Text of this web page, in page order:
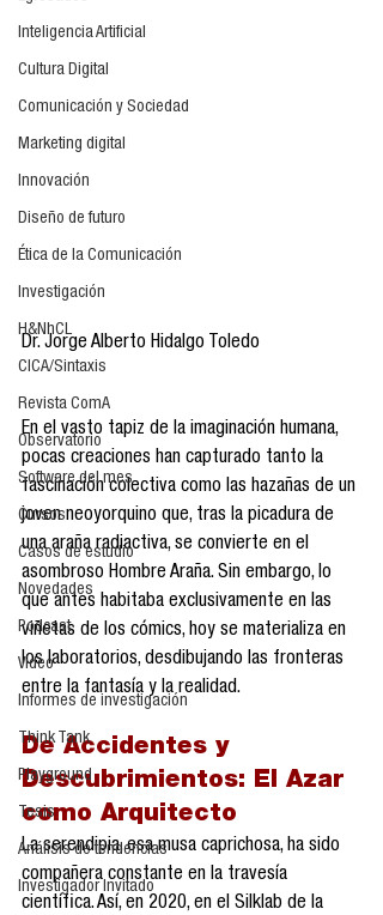
Inteligencia Artificial
Cultura Digital
Comunicación y Sociedad
Marketing digital
Innovación
Diseño de futuro
Ética de la Comunicación
Investigación
H&NhCL
CICA/Sintaxis
Revista ComA
Observatorio
Software del mes
Cursos
Casos de estudio
Novedades
Podcast
Video
Informes de investigación
Think Tank
Playground
Tesis
Análisis de tendencias
Investigador Invitado
Dr. Jorge Alberto Hidalgo Toledo
En el vasto tapiz de la imaginación humana,
pocas creaciones han capturado tanto la
fascinación colectiva como las hazañas de un
joven neoyorquino que, tras la picadura de
una araña radiactiva, se convierte en el
asombroso Hombre Araña. Sin embargo, lo
que antes habitaba exclusivamente en las
viñetas de los cómics, hoy se materializa en
los laboratorios, desdibujando las fronteras
entre la fantasía y la realidad.
De Accidentes y
Descubrimientos: El Azar
como Arquitecto
La serendipia, esa musa caprichosa, ha sido
compañera constante en la travesía
científica. Así, en 2020, en el Silklab de la